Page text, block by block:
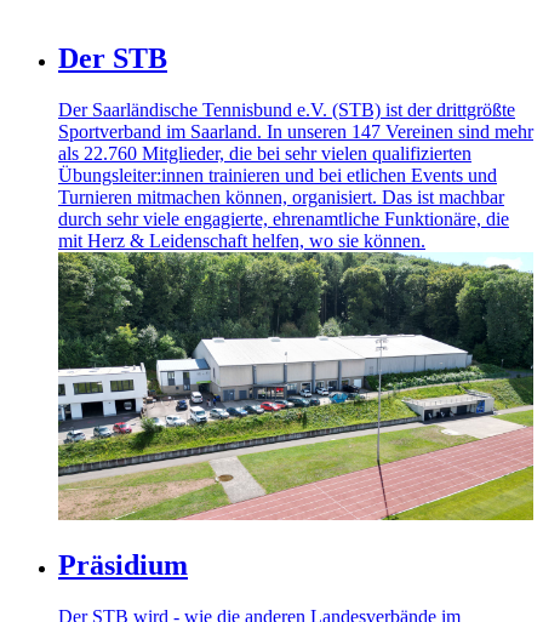
Der STB
Der Saarländische Tennisbund e.V. (STB) ist der drittgrößte
Sportverband im Saarland. In unseren 147 Vereinen sind mehr
als 22.760 Mitglieder, die bei sehr vielen qualifizierten
Übungsleiter:innen trainieren und bei etlichen Events und
Turnieren mitmachen können, organisiert. Das ist machbar
durch sehr viele engagierte, ehrenamtliche Funktionäre, die
mit Herz & Leidenschaft helfen, wo sie können.
Präsidium
Der STB wird - wie die anderen Landesverbände im